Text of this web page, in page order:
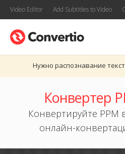
Video Editor Add Subtitles to Video
Нужно распознавание
Конвертер
Конвертируйте PPM
онлайн-